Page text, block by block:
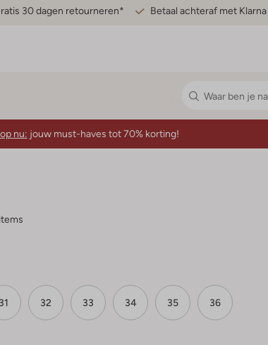
30 dagen retourneren* Betaal achteraf met Klarna
nu: jouw must-haves tot 70% korting!
31 32 33 34 35 36